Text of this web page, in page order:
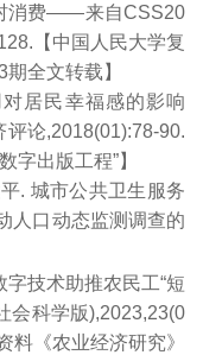
消费——来自CSS20
【中国人民大学复
全文转载】
居民幸福感的影响
论,2018(01):78-90.
字出版工程”】
. 城市公共卫生服务
口动态监测调查的
字技术助推农民工“短
会科学版),2023,23(0
料《农业经济研究》